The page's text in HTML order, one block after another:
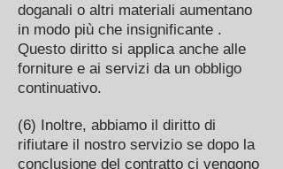
doganali o altri materiali aumentano
in modo più che insignificante .
Questo diritto si applica anche alle
forniture e ai servizi da un obbligo
continuativo.
(6) Inoltre, abbiamo il diritto di
rifiutare il nostro servizio se dopo la
conclusione del contratto ci vengono